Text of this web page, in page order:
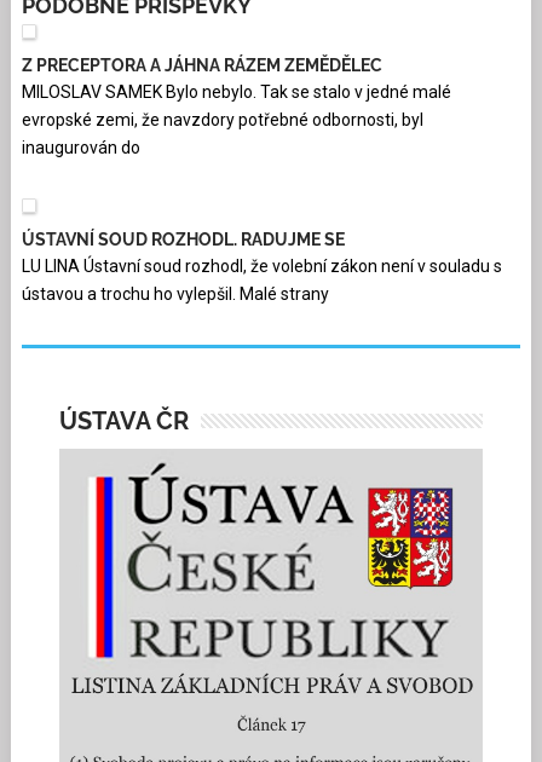
PODOBNÉ PŘÍSPĚVKY
Z PRECEPTORA A JÁHNA RÁZEM ZEMĚDĚLEC
MILOSLAV SAMEK Bylo nebylo. Tak se stalo v jedné malé
evropské zemi, že navzdory potřebné odbornosti, byl
inaugurován do
ÚSTAVNÍ SOUD ROZHODL. RADUJME SE
LU LINA Ústavní soud rozhodl, že volební zákon není v souladu s
ústavou a trochu ho vylepšil. Malé strany
ÚSTAVA ČR